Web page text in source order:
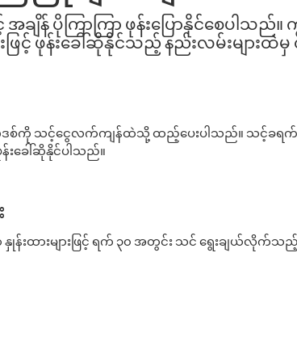
ျိန် ပိုကြာကြာ ဖုန်းပြောနိုင်စေပါသ
ြင့် ဖုန်းခေါ်ဆိုနိုင်သည့် နည်းလမ်းများထဲမှ
စ်ကို သင့်ငွေလက်ကျန်ထဲသို့ ထည့်ပေးပါသည်။ သင့်ခရက်
းခေါ်ဆိုနိုင်ပါသည်။
းထားများဖြင့် ရက် ၃၀ အတွင်း သင် ရွေးချယ်လိုက်သ